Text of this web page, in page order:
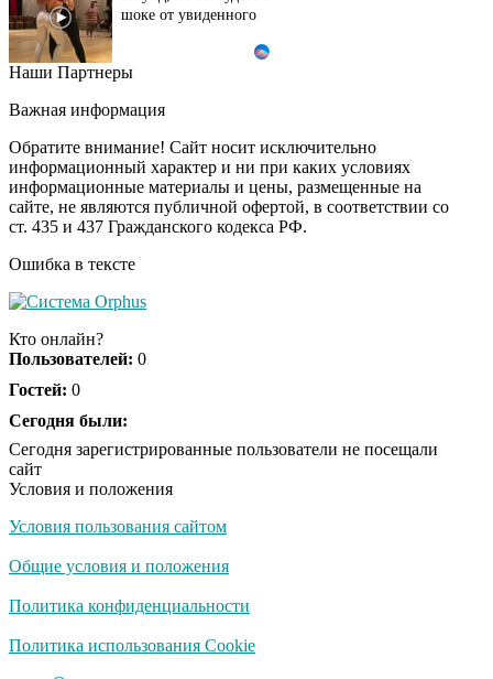
шоке от увиденного
Этот танец невесты
Пересмотрела 10 раз
i
Ржу не переставая, это
видео пересмотришь
не раз
Ролик из Омска: вы
Наши Партнеры
Важная информация
Обратите внимание! Сайт носит исключительно
информационный характер и ни при каких условиях
информационные материалы и цены, размещенные на
сайте, не являются публичной офертой, в соответствии со
ст. 435 и 437 Гражданского кодекса РФ.
Ошибка в тексте
Кто онлайн?
Пользователей: 0
Гостей: 0
Сегодня были:
Сегодня зарегистрированные пользователи не посещали
сайт
Условия и положения
Условия пользования сайтом
Общие условия и положения
Политика конфиденциальности
Политика использования Cookie